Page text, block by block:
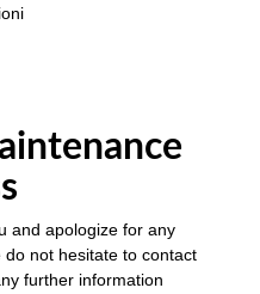
and apologize for any
do not hesitate to contact
further information